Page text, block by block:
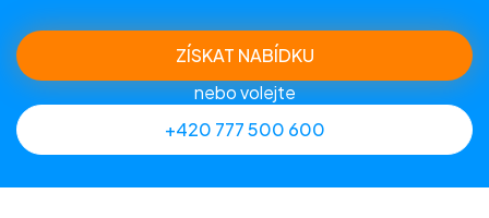
ZÍSKAT NABÍDKU
nebo volejte
+420 777 500 600